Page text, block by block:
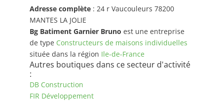
Adresse complète: 24 r Vaucouleurs 78200
MANTES LA JOLIE
Bg Batiment Garnier Bruno est une entreprise
de type Constructeurs de maisons individuelles
située dans la région Ile-de-France
Autres boutiques dans ce secteur d'activité
:
DB Construction
FIR Développement